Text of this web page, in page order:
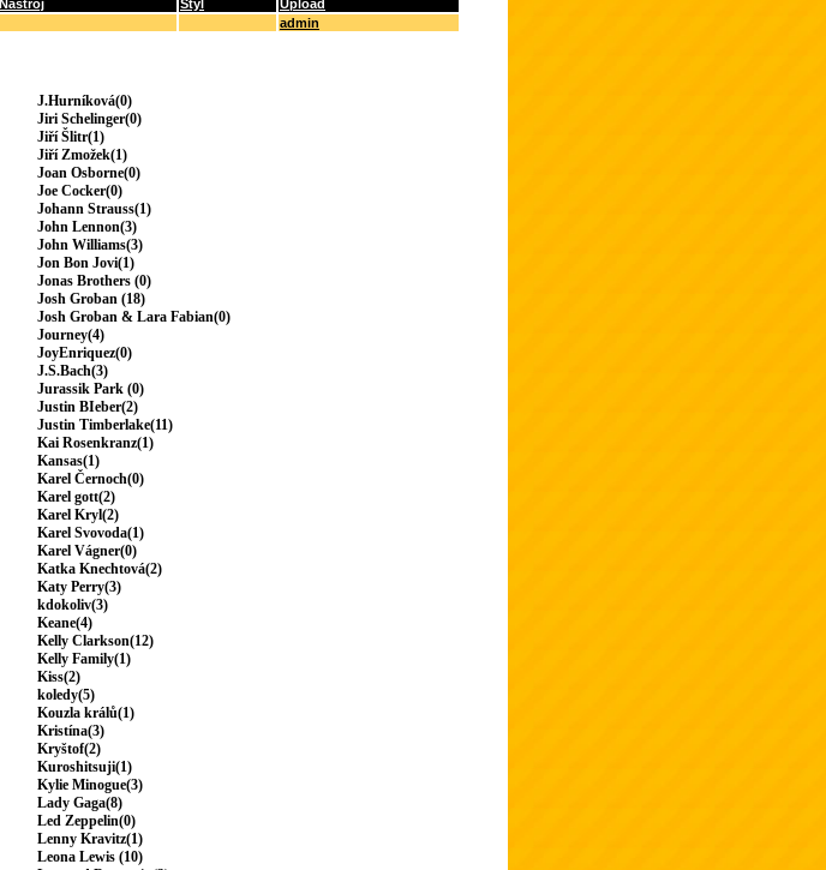
Nástroj Styl
Upload
admin
J.Hurníková(0)
Jiri Schelinger(0)
Jiří Šlitr(1)
Jiří Zmožek(1)
Joan Osborne(0)
Joe Cocker(0)
Johann Strauss(1)
John Lennon(3)
John Williams(3)
Jon Bon Jovi(1)
Jonas Brothers (0)
Josh Groban (18)
Josh Groban & Lara Fabian(0)
Journey(4)
JoyEnriquez(0)
J.S.Bach(3)
Jurassik Park (0)
Justin BIeber(2)
Justin Timberlake(11)
Kai Rosenkranz(1)
Kansas(1)
Karel Černoch(0)
Karel gott(2)
Karel Kryl(2)
Karel Svovoda(1)
Karel Vágner(0)
Katka Knechtová(2)
Katy Perry(3)
kdokoliv(3)
Keane(4)
Kelly Clarkson(12)
Kelly Family(1)
Kiss(2)
koledy(5)
Kouzla králů(1)
Kristína(3)
Kryštof(2)
Kuroshitsuji(1)
Kylie Minogue(3)
Lady Gaga(8)
Led Zeppelin(0)
Lenny Kravitz(1)
Leona Lewis (10)